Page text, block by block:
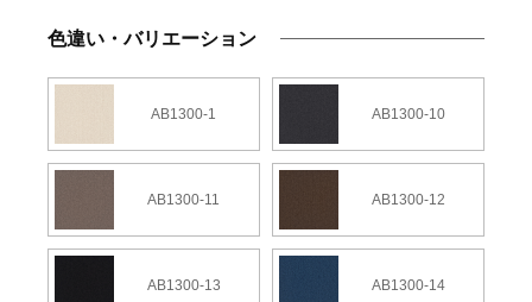
色違い・バリエーション
AB1300-1 AB1300-10
AB1300-11 AB1300-12
AB1300-13 AB1300-14